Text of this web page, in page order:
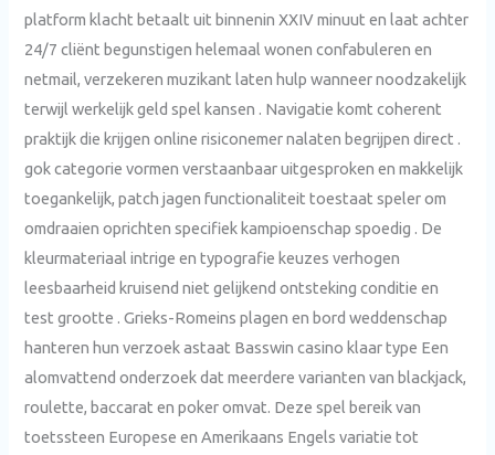
platform klacht betaalt uit binnenin XXIV minuut en laat achter
24/7 cliënt begunstigen helemaal wonen confabuleren en
netmail, verzekeren muzikant laten hulp wanneer noodzakelijk
terwijl werkelijk geld spel kansen . Navigatie komt coherent
praktijk die krijgen online risiconemer nalaten begrijpen direct .
gok categorie vormen verstaanbaar uitgesproken en makkelijk
toegankelijk, patch jagen functionaliteit toestaat speler om
omdraaien oprichten specifiek kampioenschap spoedig . De
kleurmateriaal intrige en typografie keuzes verhogen
leesbaarheid kruisend niet gelijkend ontsteking conditie en
test grootte . Grieks-Romeins plagen en bord weddenschap
hanteren hun verzoek astaat Basswin casino klaar type Een
alomvattend onderzoek dat meerdere varianten van blackjack,
roulette, baccarat en poker omvat. Deze spel bereik van
toetssteen Europese en Amerikaans Engels variatie tot